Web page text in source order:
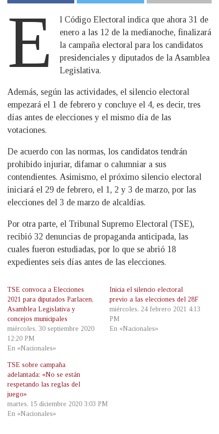
E
l Código Electoral indica que ahora 31 de
enero a las 12 de la medianoche, finalizará
la campaña electoral para los candidatos
presidenciales y diputados de la Asamblea
Legislativa.
Además, según las actividades, el silencio electoral
empezará el 1 de febrero y concluye el 4, es decir, tres
días antes de elecciones y el mismo día de las
votaciones.
De acuerdo con las normas, los candidatos tendrán
prohibido injuriar, difamar o calumniar a sus
contendientes. Asimismo, el próximo silencio electoral
iniciará el 29 de febrero, el 1, 2 y 3 de marzo, por las
elecciones del 3 de marzo de alcaldías.
Por otra parte, el Tribunal Supremo Electoral (TSE),
recibió 32 denuncias de propaganda anticipada, las
cuales fueron estudiadas, por lo que se abrió 18
expedientes seis días antes de las elecciones.
TSE convoca a Elecciones
2021 para diputados Parlacen,
Asamblea Legislativa y
concejos municipales
miércoles, 30 septiembre 2020
12:20 PM
En «Nacionales»
Inicia el silencio electoral
previo a las elecciones del 28F
miércoles, 24 febrero 2021 4:13
PM
En «Nacionales»
TSE sobre campaña
adelantada: «No se están
respetando las reglas del
juego»
martes, 15 diciembre 2020 3:03 PM
En «Nacionales»